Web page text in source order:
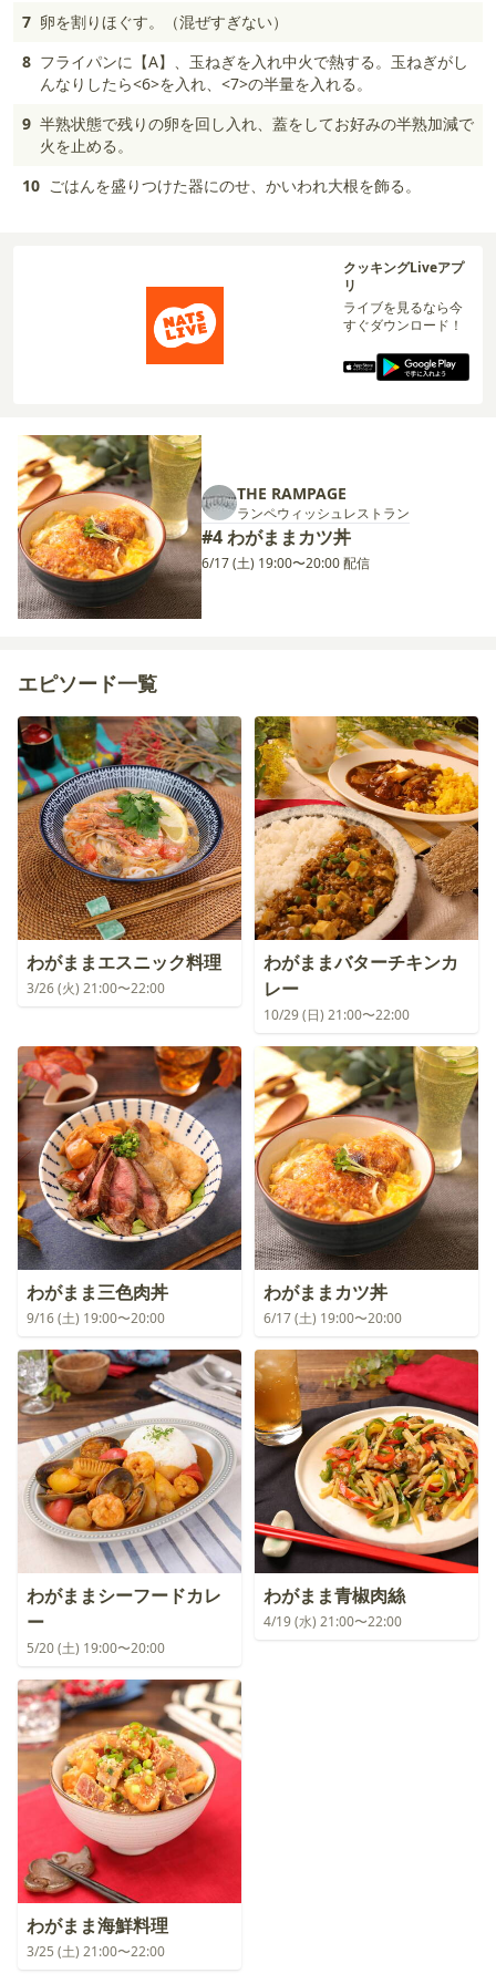
7 卵を割りほぐす。（混ぜすぎない）
8 フライパンに【A】、玉ねぎを入れ中火で熱する。玉ねぎがし
んなりしたら<6>を入れ、<7>の半量を入れる。
9 半熟状態で残りの卵を回し入れ、蓋をしてお好みの半熟加減で
火を止める。
10 ごはんを盛りつけた器にのせ、かいわれ大根を飾る。
クッキングLiveアプ
リ
ライブを見るなら今
すぐダウンロード！
THE RAMPAGE
ランペウィッシュレストラン
#4 わがままカツ丼
6/17 (土) 19:00〜20:00 配信
エピソード一覧
わがままエスニック料理
3/26 (火) 21:00〜22:00
わがままバターチキンカ
レー
10/29 (日) 21:00〜22:00
わがまま三色肉丼
9/16 (土) 19:00〜20:00
わがままカツ丼
6/17 (土) 19:00〜20:00
わがままシーフードカレ
ー
5/20 (土) 19:00〜20:00
わがまま青椒肉絲
4/19 (水) 21:00〜22:00
わがまま海鮮料理
3/25 (土) 21:00〜22:00